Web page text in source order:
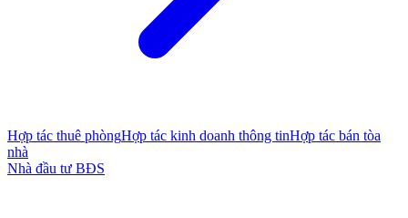
Hợp tác thuê phòngHợp tác kinh doanh thông tinHợp tác bán tòa
nhà
Nhà đầu tư BĐS